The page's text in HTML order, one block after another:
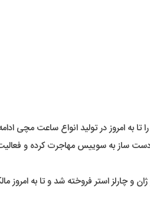
امروز در تولید انواع ساعت مچی
لهستانی خود، فرانچس زاپک در سال 1839 به قصد ساخت ساعت مچی دست
امتیاز کمپانی در سال 1932 به آقایان چارلز ژان و چارلز